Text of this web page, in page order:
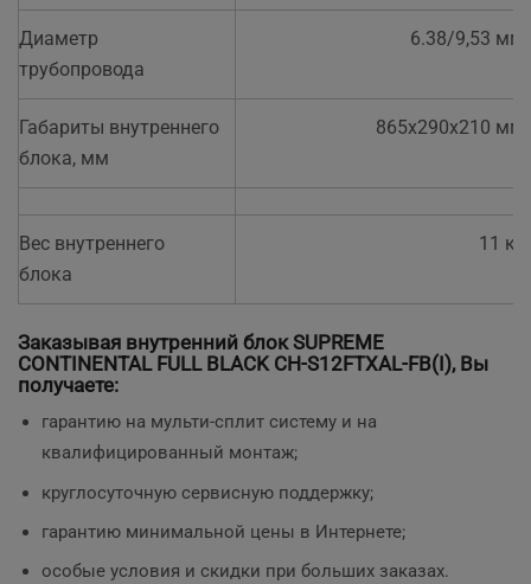
Диаметр
трубопровода
6.38/9,53 мм
Габариты внутреннего
блока, мм
865x290x210 мм
Вес внутреннего
блока
11 кг
Заказывая внутренний блок SUPREME
CONTINENTAL FULL BLACK CH-S12FTXAL-FB(I), Вы
получаете:
гарантию на мульти-сплит систему и на
квалифицированный монтаж;
круглосуточную сервисную поддержку;
гарантию минимальной цены в Интернете;
особые условия и скидки при больших заказах.